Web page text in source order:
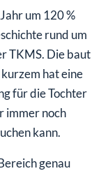
um 120 %
rund um
TKMS. Die baut
hat eine
für die Tochter
immer noch
kann.
genau